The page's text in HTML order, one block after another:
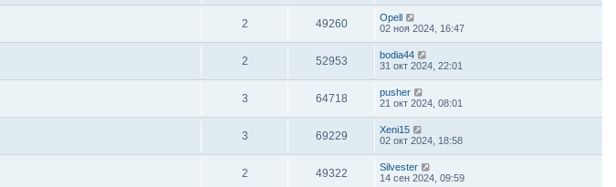
2 49260
Opell
02 ноя 2024, 16:47
2 52953
bodia44
31 окт 2024, 22:01
3 64718
pusher
21 окт 2024, 08:01
3 69229
Xeni15
02 окт 2024, 18:58
2 49322
Silvester
14 сен 2024, 09:59